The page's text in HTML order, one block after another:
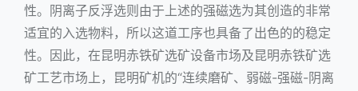
性。阴离子反浮选则由于上述的强磁选为其创造的非常
适宜的入选物料，所以这道工序也具备了出色的的稳定
性。因此，在昆明赤铁矿选矿设备市场及昆明赤铁矿选
矿工艺市场上，昆明矿机的“连续磨矿、弱磁-强磁-阴离